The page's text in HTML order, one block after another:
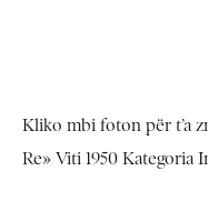
Kliko mbi foton për t’a
Re» Viti 1950 Kategoria